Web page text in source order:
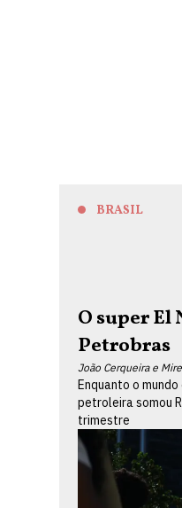
BRASIL
O super El
Petrobras
João Cerqueira e
Enquanto o
petroleira somou
trimestre